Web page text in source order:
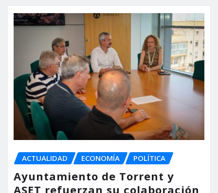
ACTUALIDAD ECONOMÍA POLÍTICA
Ayuntamiento de Torrent y
ASET refuerzan su colaboración